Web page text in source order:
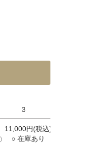
3
11,000円(税込)
○ 在庫あり